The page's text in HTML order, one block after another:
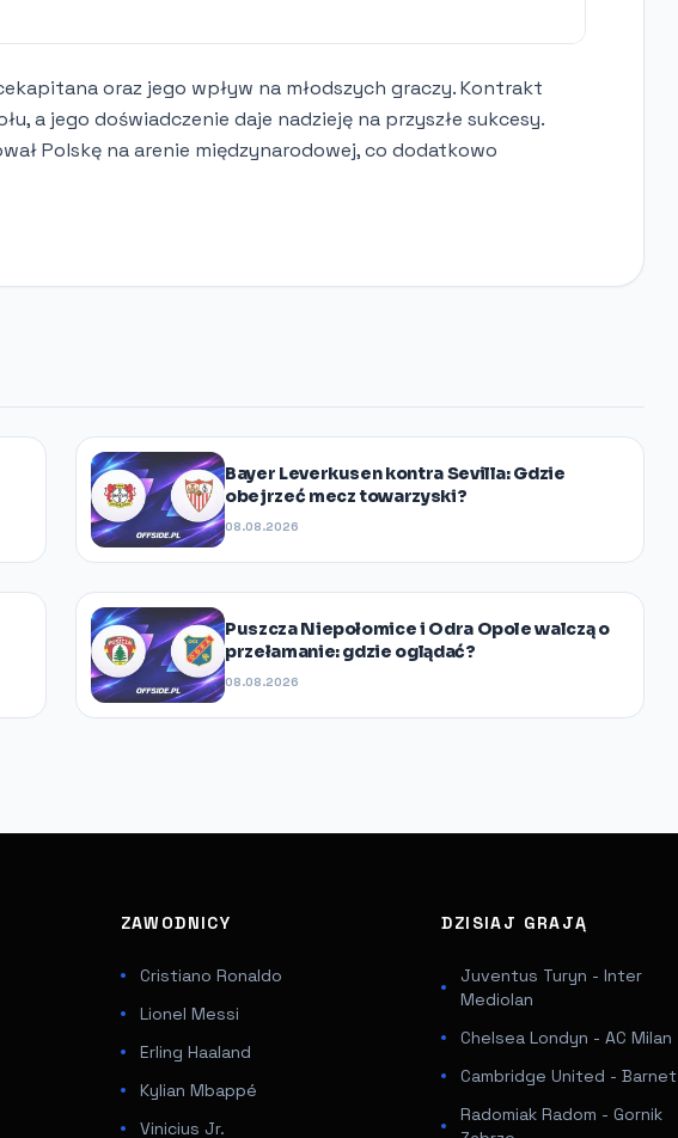
oraz jego wpływ na młodszych graczy. Kontrakt
a jego doświadczenie daje nadzieję na przyszłe sukcesy.
Polskę na arenie międzynarodowej, co dodatkowo
Bayer Leverkusen kontra Sevilla: Gdzie
obejrzeć mecz towarzyski?
08.08.2026
Puszcza Niepołomice i Odra Opole walczą o
przełamanie: gdzie oglądać?
08.08.2026
ZAWODNICY
Cristiano Ronaldo
Lionel Messi
Erling Haaland
Kylian Mbappé
Vinicius Jr.
DZISIAJ GRAJĄ
Juventus Turyn - Inter
Mediolan
Chelsea Londyn - AC Milan
Cambridge United - Barnet
Radomiak Radom - Gornik